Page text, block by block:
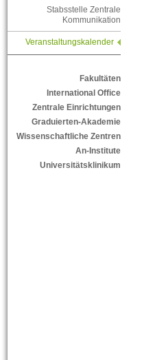
Stabsstelle Zentrale
Kommunikation
Veranstaltungskalender
Fakultäten
International Office
Zentrale Einrichtungen
Graduierten-Akademie
Wissenschaftliche Zentren
An-Institute
Universitätsklinikum